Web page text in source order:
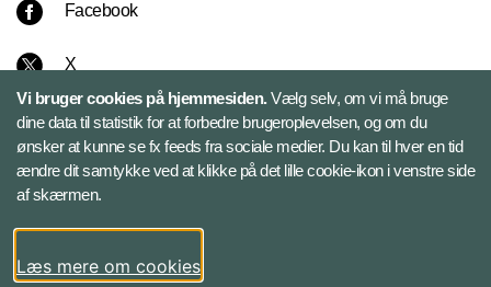
Facebook
X
Instagram
Bluesky
LinkedIn
Vi bruger cookies på hjemmesiden.Vælg selv, om vi må bruge
dine data til statistik for at forbedre brugeroplevelsen, og om du
ønsker at kunne se fx feeds fra sociale medier. Du kan til hver en tid
ændre dit samtykke ved at klikke på det lille cookie-ikon i venstre side
af skærmen.
Læs mere om cookies